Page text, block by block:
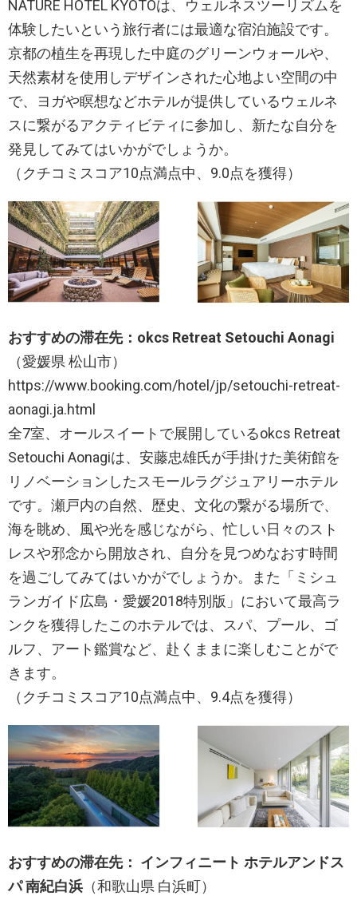
NATURE HOTEL KYOTOは、ウェルネスツーリズムを
体験したいという旅行者には最適な宿泊施設です。
京都の植生を再現した中庭のグリーンウォールや、
天然素材を使用しデザインされた心地よい空間の中
で、ヨガや瞑想などホテルが提供しているウェルネ
スに繋がるアクティビティに参加し、新たな自分を
発見してみてはいかがでしょうか。
（クチコミスコア10点満点中、9.0点を獲得）
おすすめの滞在先：okcs Retreat Setouchi Aonagi
（愛媛県 松山市）
https://www.booking.com/hotel/jp/setouchi-retreat-
aonagi.ja.html
全7室、オールスイートで展開しているokcs Retreat
Setouchi Aonagiは、安藤忠雄氏が手掛けた美術館を
リノベーションしたスモールラグジュアリーホテル
です。瀬戸内の自然、歴史、文化の繋がる場所で、
海を眺め、風や光を感じながら、忙しい日々のスト
レスや邪念から開放され、自分を見つめなおす時間
を過ごしてみてはいかがでしょうか。また「ミシュ
ランガイド広島・愛媛2018特別版」において最高ラ
ンクを獲得したこのホテルでは、スパ、プール、ゴ
ルフ、アート鑑賞など、赴くままに楽しむことがで
きます。
（クチコミスコア10点満点中、9.4点を獲得）
おすすめの滞在先： インフィニート ホテルアンドス
パ 南紀白浜 （和歌山県 白浜町）